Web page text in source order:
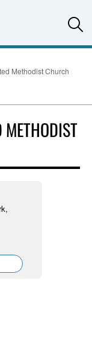
Methodist Church
METHODIST